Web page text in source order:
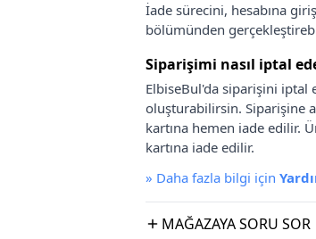
İade sürecini, hesabına
bölümünden
Siparişimi nasıl iptal
ElbiseBul'da siparişini iptal
oluşturabilirsin. Siparişine
kartına hemen iade edilir.
kartına iade edilir.
» Daha fazla bilgi için
MAĞAZAYA SORU SOR